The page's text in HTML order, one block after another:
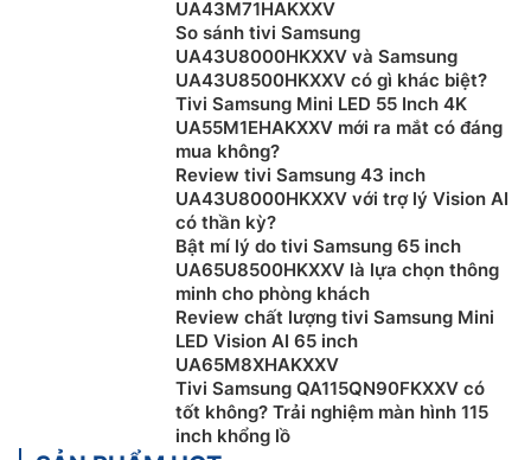
Neo QLED và Crystal UHD, Samsung mang đến cho
người dùng trải nghiệm giải trí tuyệt vời với độ sắc
nét, màu sắc tươi sáng và khả năng tương tác thông
Tivi Samsung còn tích hợp các tính năng thông minh
như hệ điều hành Tizen, cho phép người dùng truy cập
vào các ứng dụng giải trí, trình duyệt web, và thậm chí
điều khiển bằng giọng nói. Sự cam kết về hiệu năng và
đổi mới đã giúp tivi Samsung giữ vững vị thế hàng đầu
trong ngành công nghiệp giải trí gia đình.
Các dòng tivi Samsung phổ biến hiện nay
Tivi Samsung Crystal UHD
Dòng sản phẩm tivi Samsung Crystal có độ phân giải
UA43M71HAKXXV
So sánh tivi Samsung
UA43U8000HKXXV và Samsung
UA43U8500HKXXV có gì khác biệt?
Tivi Samsung Mini LED 55 Inch 4K
UA55M1EHAKXXV mới ra mắt có đáng
mua không?
Review tivi Samsung 43 inch
UA43U8000HKXXV với trợ lý Vision AI
có thần kỳ?
Bật mí lý do tivi Samsung 65 inch
UA65U8500HKXXV là lựa chọn thông
minh cho phòng khách
Review chất lượng tivi Samsung Mini
LED Vision AI 65 inch
UA65M8XHAKXXV
Tivi Samsung QA115QN90FKXXV có
tốt không? Trải nghiệm màn hình 115
inch khổng lồ